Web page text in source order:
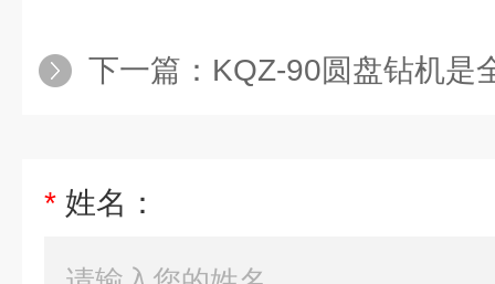
下一篇： KQZ-90圆盘钻机是全气
* 姓名：